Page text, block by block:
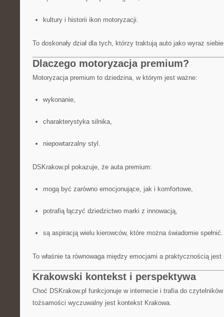
kultury i historii ikon motoryzacji.
To doskonały dział dla tych, którzy traktują auto jako wyraz
Dlaczego motoryzacja premium?
Motoryzacja premium to dziedzina, w którym jest ważne:
wykonanie,
charakterystyka silnika,
niepowtarzalny styl.
DSKrakow.pl pokazuje, że auta premium:
mogą być zarówno emocjonujące, jak i komfortowe,
potrafią łączyć dziedzictwo marki z innowacją,
są aspiracją wielu kierowców, które można świadomie spełnić.
To właśnie ta równowaga między emocjami a praktycznością
Krakowski kontekst i perspektywa
Choć DSKrakow.pl funkcjonuje w internecie i trafia do
tożsamości wyczuwalny jest kontekst Krakowa.